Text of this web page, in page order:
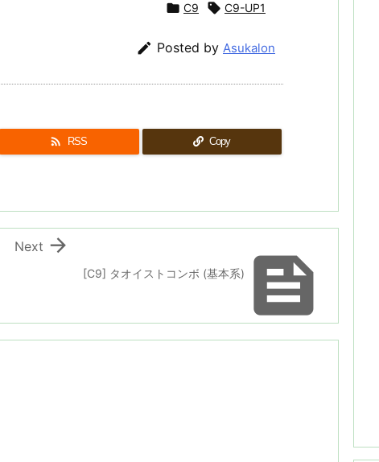
 C9  C9-UP1
 Posted by Asukalon
 RSS Copy

[C9] タオイストコンボ (基本系)

Next